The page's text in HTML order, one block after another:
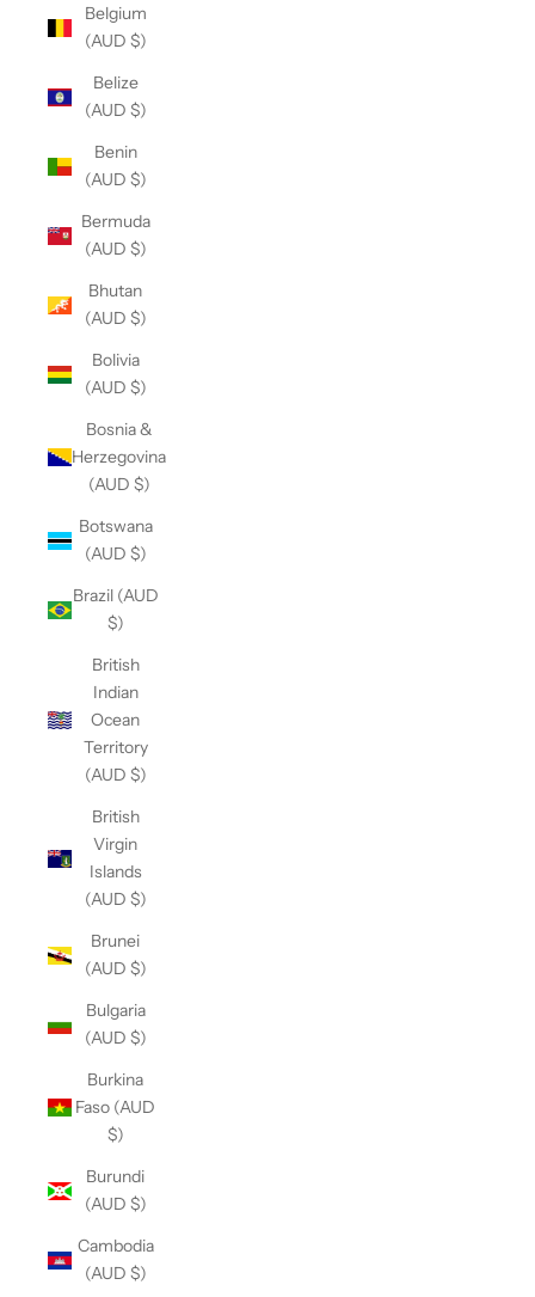
Belgium
(AUD $)
Belize
(AUD $)
Benin
(AUD $)
Bermuda
(AUD $)
Bhutan
(AUD $)
Bolivia
(AUD $)
Bosnia &
Herzegovina
(AUD $)
Botswana
(AUD $)
Brazil (AUD
$)
British
Indian
Ocean
Territory
(AUD $)
British
Virgin
Islands
(AUD $)
Brunei
(AUD $)
Bulgaria
(AUD $)
Burkina
Faso (AUD
$)
Burundi
(AUD $)
Cambodia
(AUD $)